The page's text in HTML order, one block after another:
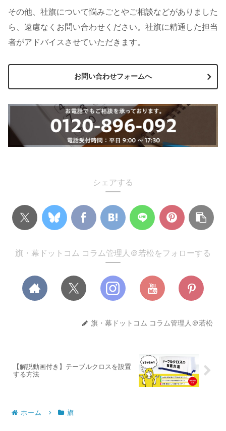
その他、社旗について悩みごとやご相談などがありました
ら、遠慮なくお問い合わせください。社旗に精通した担当
者がアドバイスさせていただきます。
お問い合わせフォームへ
シェアする
旗・幕ドットコム コラム管理人＠若松をフォローする
旗・幕ドットコム コラム管理人＠若松
【解説動画付き】テーブルクロスを設置
する方法
ホーム 旗